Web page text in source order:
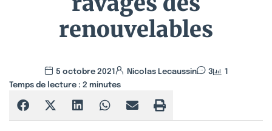
renouvelables
5 octobre 2021 Nicolas Lecaussin 3
1
Temps de lecture : 2 minutes